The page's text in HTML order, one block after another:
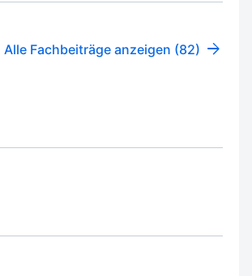
Alle Fachbeiträge anzeigen (82)